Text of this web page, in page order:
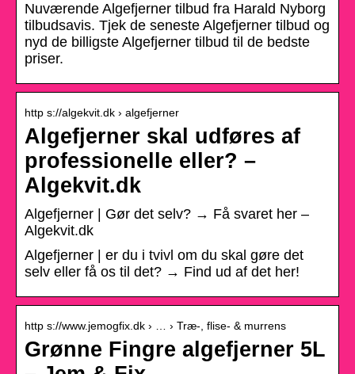
Nuværende Algefjerner tilbud fra Harald Nyborg
tilbudsavis. Tjek de seneste Algefjerner tilbud og
nyd de billigste Algefjerner tilbud til de bedste
priser.
http s://algekvit.dk › algefjerner
Algefjerner skal udføres af
professionelle eller? –
Algekvit.dk
Algefjerner | Gør det selv? → Få svaret her –
Algekvit.dk
Algefjerner | er du i tvivl om du skal gøre det
selv eller få os til det? → Find ud af det her!
http s://www.jemogfix.dk › … › Træ-, flise- & murrens
Grønne Fingre algefjerner 5L